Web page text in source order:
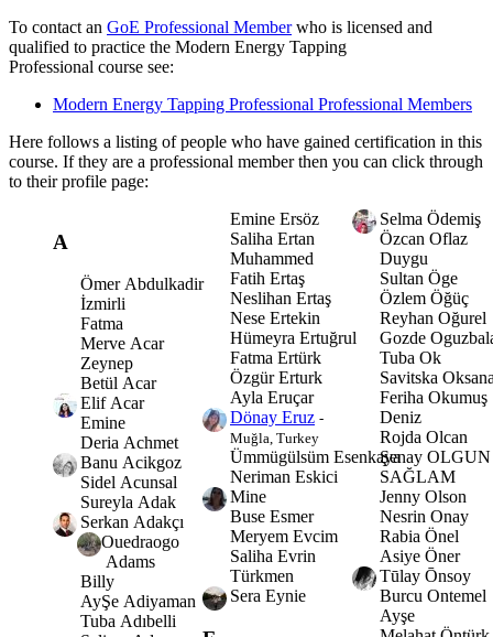
To contact an GoE Professional Memberwho is licensed and
qualified to practice the Modern Energy Tapping
Professional course see:
Modern Energy Tapping Professional Professional Members
Here follows a listing of people who have gained certification in this
course. If they are a professional member then you can click through
to their profile page:
A
Ömer Abdulkadir
İzmirli
Fatma
Merve Acar
Zeynep
Betül Acar
Elif Acar
Emine
Deria Achmet
Banu Acikgoz
Sidel Acunsal
Sureyla Adak
Serkan Adakçı
Ouedraogo
Adams
Billy
AyŞe Adiyaman
Tuba Adıbelli
Emine Ersöz
Saliha Ertan
Muhammed
Fatih Ertaş
Neslihan Ertaş
Nese Ertekin
Hümeyra Ertuğrul
Fatma Ertürk
Özgür Erturk
Ayla Eruçar
Dönay Eruz -
Muğla, Turkey
Ümmügülsüm Esenkaya
Neriman Eskici
Mine
Buse Esmer
Meryem Evcim
Saliha Evrin
Türkmen
Sera Eynie
Selma Ödemiş
Özcan Oflaz
Duygu
Sultan Öge
Özlem Öğüç
Reyhan Oğurel
Gozde
Tuba Ok
Savitska
Feriha Okumuş
Deniz
Rojda Olcan
Şenay OLGUN
SAĞLAM
Jenny Olson
Nesrin Onay
Rabia Önel
Asiye Öner
Tūlay Ōnsoy
Burcu Ontemel
Ayşe